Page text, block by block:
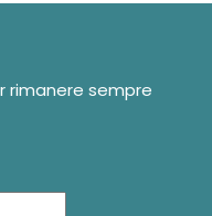
rimanere sempre